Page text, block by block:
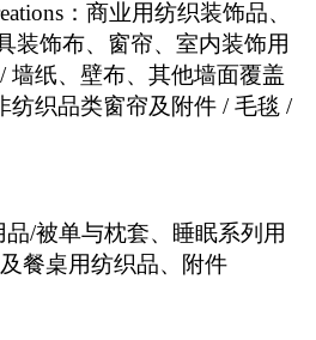
：商业用纺织装饰品、
装饰布、窗帘、室内装饰用
墙纸、壁布、其他墙面覆盖
纺织品类窗帘及附件 / 毛毯 /
/被单与枕套、睡眠系列用
餐桌用纺织品、附件